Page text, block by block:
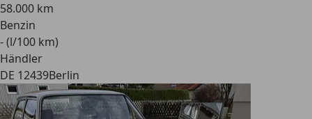
58.000 km
Benzin
- (l/100 km)
Händler
DE 12439Berlin